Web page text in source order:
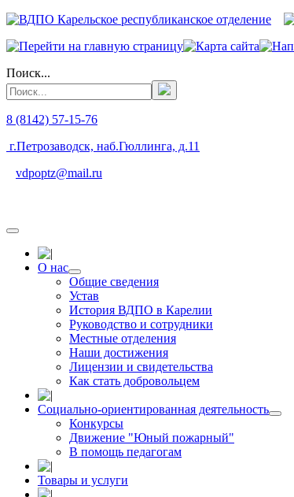
Поиск...
8 (8142) 57-15-76
г.Петрозаводск, наб.Гюллинга, д.11
vdpoptz@mail.ru
О нас
Общие сведения
Устав
История ВДПО в Карелии
Руководство и сотрудники
Местные отделения
Наши достижения
Лицензии и свидетельства
Как стать добровольцем
Социально-ориентированная деятельность
Конкурсы
Движение "Юный пожарный"
В помощь педагогам
Товары и услуги